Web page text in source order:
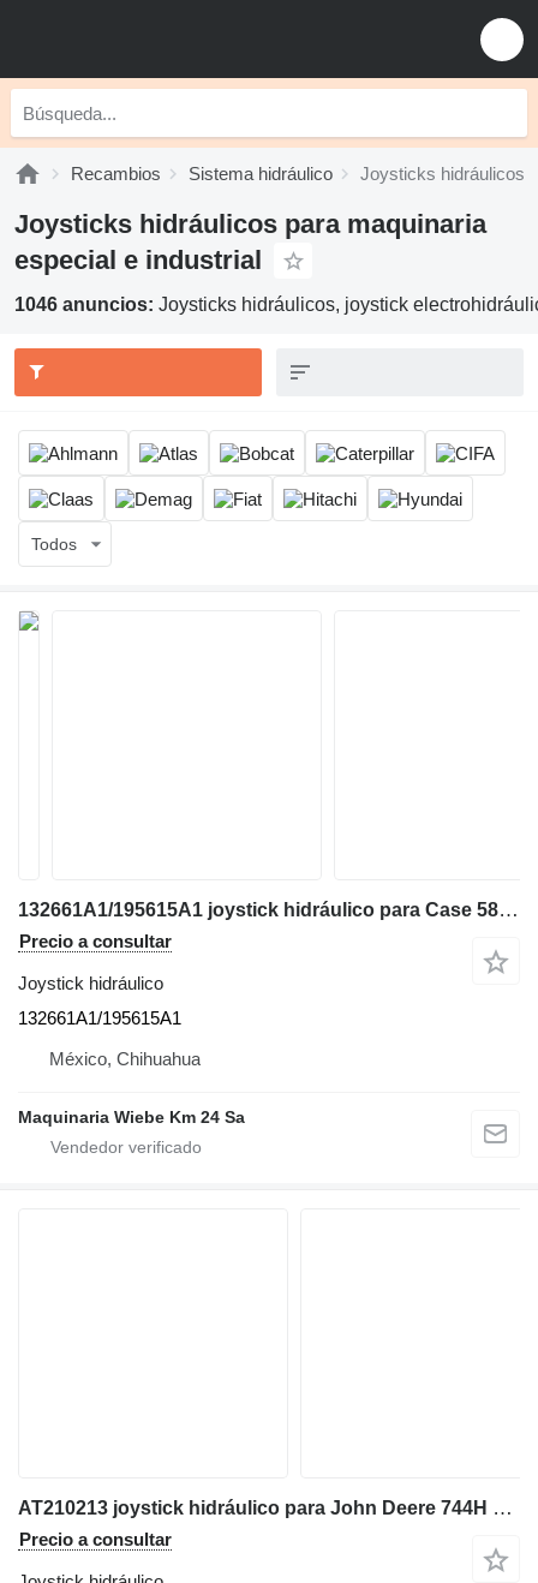
Recambios Sistema hidráulico Joysticks hidráulicos
Joysticks hidráulicos para maquinaria
especial e industrial
1046 anuncios: Joysticks hidráulicos, joystick
Todos
132661A1/195615A1 joystick hidráulico para Case 580SM excavadora
Precio a consultar
Joystick hidráulico
132661A1/195615A1
México, Chihuahua
Maquinaria Wiebe Km 24 Sa
AT210213 joystick hidráulico para John Deere 744H cargadora de ruedas
Precio a consultar